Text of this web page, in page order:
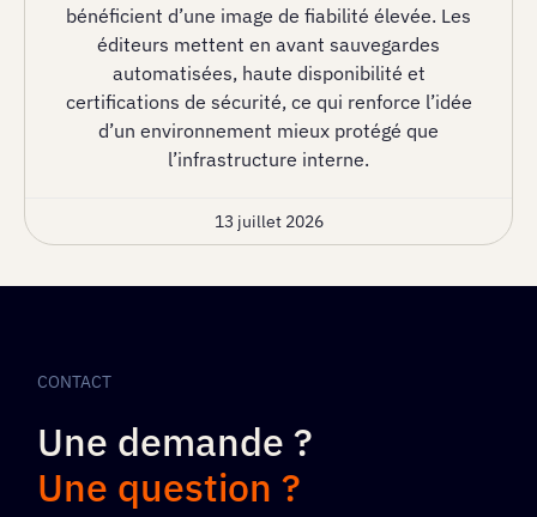
bénéficient d’une image de fiabilité élevée. Les
éditeurs mettent en avant sauvegardes
automatisées, haute disponibilité et
certifications de sécurité, ce qui renforce l’idée
d’un environnement mieux protégé que
l’infrastructure interne.
13 juillet 2026
CONTACT
Une demande ?
Une question ?